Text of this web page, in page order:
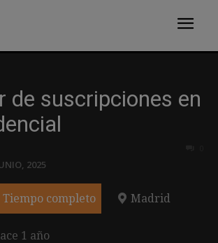
de suscripciones en
2025
Tiempo completo Madrid
1 año